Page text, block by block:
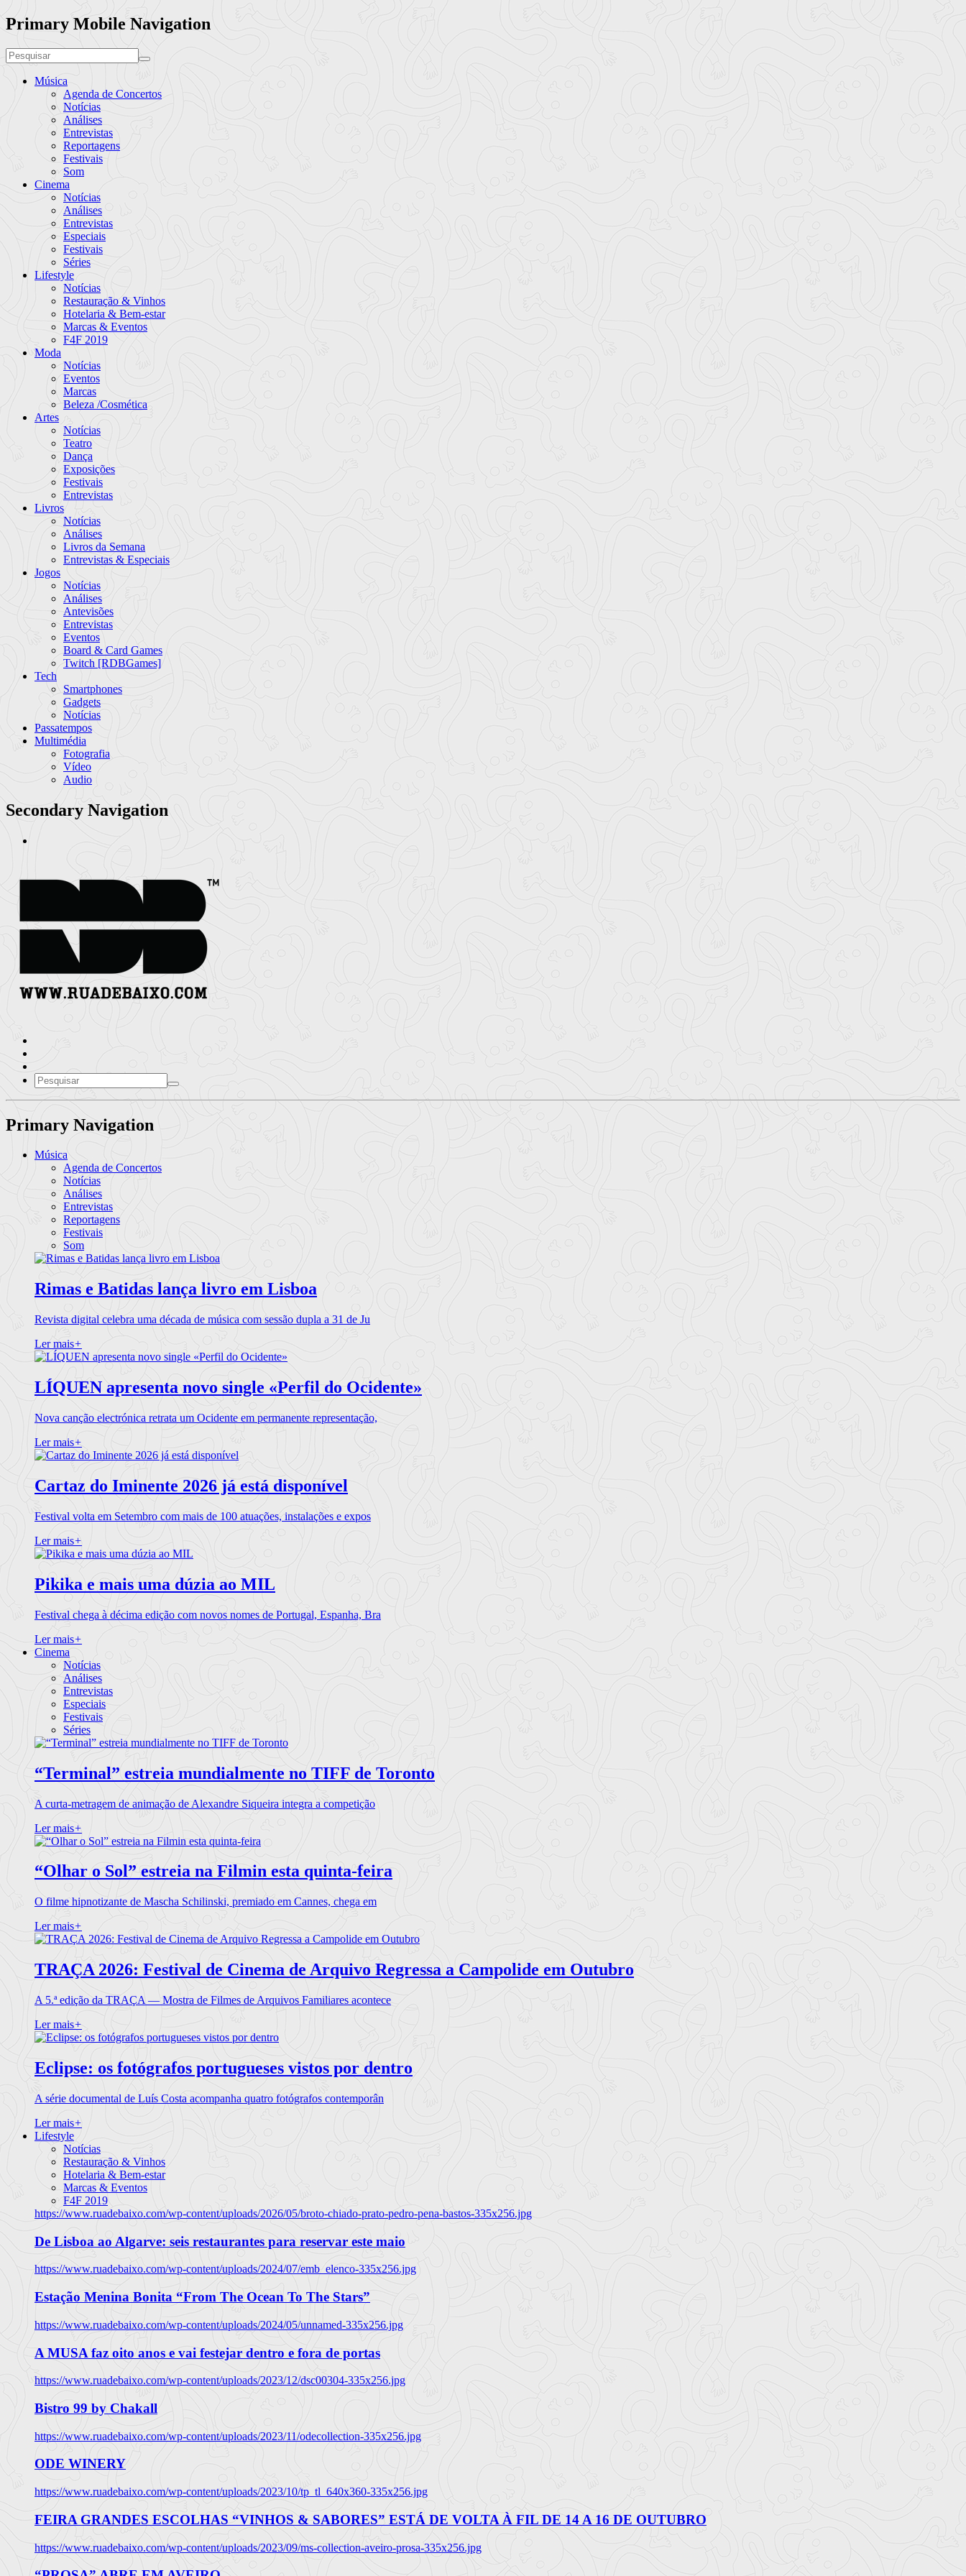
Primary Mobile Navigation
Música
Agenda de Concertos
Notícias
Análises
Entrevistas
Reportagens
Festivais
Som
Cinema
Notícias
Análises
Entrevistas
Especiais
Festivais
Séries
Lifestyle
Notícias
Restauração & Vinhos
Hotelaria & Bem-estar
Marcas & Eventos
F4F 2019
Moda
Notícias
Eventos
Marcas
Beleza /Cosmética
Artes
Notícias
Teatro
Dança
Exposições
Festivais
Entrevistas
Livros
Notícias
Análises
Livros da Semana
Entrevistas & Especiais
Jogos
Notícias
Análises
Antevisões
Entrevistas
Eventos
Board & Card Games
Twitch [RDBGames]
Tech
Smartphones
Gadgets
Notícias
Passatempos
Multimédia
Fotografia
Vídeo
Audio
Secondary Navigation
Primary Navigation
Música
Agenda de Concertos
Notícias
Análises
Entrevistas
Reportagens
Festivais
Som
Rimas e Batidas lança livro em Lisboa
Revista digital celebra uma década de música com sessão dupla a 31 de Ju
Ler mais+
LÍQUEN apresenta novo single «Perfil do Ocidente»
Nova canção electrónica retrata um Ocidente em permanente representação,
Ler mais+
Cartaz do Iminente 2026 já está disponível
Festival volta em Setembro com mais de 100 atuações, instalações e expos
Ler mais+
Pikika e mais uma dúzia ao MIL
Festival chega à décima edição com novos nomes de Portugal, Espanha, Bra
Ler mais+
Cinema
Notícias
Análises
Entrevistas
Especiais
Festivais
Séries
“Terminal” estreia mundialmente no TIFF de Toronto
A curta-metragem de animação de Alexandre Siqueira integra a competição
Ler mais+
“Olhar o Sol” estreia na Filmin esta quinta-feira
O filme hipnotizante de Mascha Schilinski, premiado em Cannes, chega em
Ler mais+
TRAÇA 2026: Festival de Cinema de Arquivo Regressa a Campolide em Outubro
A 5.ª edição da TRAÇA — Mostra de Filmes de Arquivos Familiares acontece
Ler mais+
Eclipse: os fotógrafos portugueses vistos por dentro
A série documental de Luís Costa acompanha quatro fotógrafos contemporân
Ler mais+
Lifestyle
Notícias
Restauração & Vinhos
Hotelaria & Bem-estar
Marcas & Eventos
F4F 2019
https://www.ruadebaixo.com/wp-content/uploads/2026/05/broto-chiado-prato-pedro-pena-bastos-335x256.jpg
De Lisboa ao Algarve: seis restaurantes para reservar este maio
https://www.ruadebaixo.com/wp-content/uploads/2024/07/emb_elenco-335x256.jpg
Estação Menina Bonita “From The Ocean To The Stars”
https://www.ruadebaixo.com/wp-content/uploads/2024/05/unnamed-335x256.jpg
A MUSA faz oito anos e vai festejar dentro e fora de portas
https://www.ruadebaixo.com/wp-content/uploads/2023/12/dsc00304-335x256.jpg
Bistro 99 by Chakall
https://www.ruadebaixo.com/wp-content/uploads/2023/11/odecollection-335x256.jpg
ODE WINERY
https://www.ruadebaixo.com/wp-content/uploads/2023/10/tp_tl_640x360-335x256.jpg
FEIRA GRANDES ESCOLHAS “VINHOS & SABORES” ESTÁ DE VOLTA À FIL DE 14 A 16 DE OUTUBRO
https://www.ruadebaixo.com/wp-content/uploads/2023/09/ms-collection-aveiro-prosa-335x256.jpg